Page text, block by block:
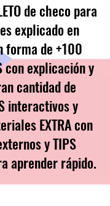
de checo para
explicado en
forma de +100
con explicación y
cantidad de
interactivos y
EXTRA con
y TIPS
aprender rápido.